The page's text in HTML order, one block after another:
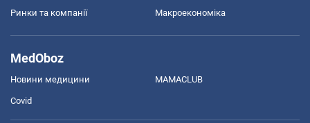
Ринки та компанії Макроекономіка
MedOboz
Новини медицини MAMACLUB
Covid